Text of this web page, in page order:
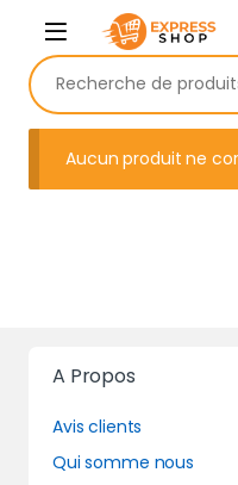
Skip to navigation
Skip to content
Recherche pour :
Aucun produit ne
A Propos
Avis clients
Qui somme nous